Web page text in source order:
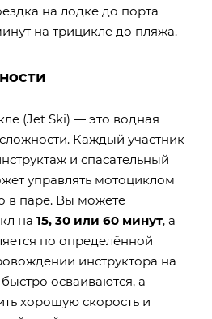
на лодке до порта
на трицикле до пляжа.
(Jet Ski) — это водная
Каждый участник
и спасательный
управлять мотоциклом
в паре. Вы можете
на 15, 30 или 60 минут, а
по определённой
инструктора на
осваиваются, а
хорошую скорость и